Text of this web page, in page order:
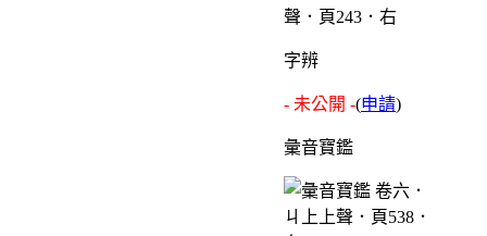
聲．頁243．右
字辨
- 未公開 -(申請)
彙音寶鑑